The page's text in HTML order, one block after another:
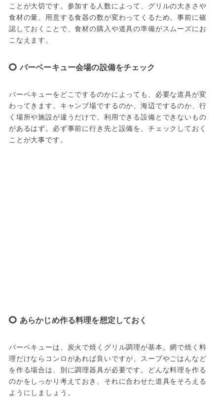
ことが大切です。参加する人数によって、グリルの大きさや
食材の量、用意する食器の数が変わってくるため。事前に確
認しておくことで、食材の購入や道具の準備がスムーズにお
こなえます。
バーベーキュー会場の設備をチェック
バーベキューをどこでするのかによっても、必要な道具が変
わってきます。キャンプ場でするのか、海辺でするのか、行
く場所や施設が違うだけで、利用できる設備とできないもの
があるはず。必ず事前に行き先と設備を、チェックしておく
ことが大事です。
あらかじめ作る料理を想定しておく
バーベキューは、炭火で焼くグリル調理が基本。網で焼く料
理だけならコンロがあれば良いですが、スープやごはんなど
を作る場合は、別に調理器具が必要です。どんな料理を作る
のかをしっかり考えておき、それに合わせた道具をそろえる
ようにしましょう。